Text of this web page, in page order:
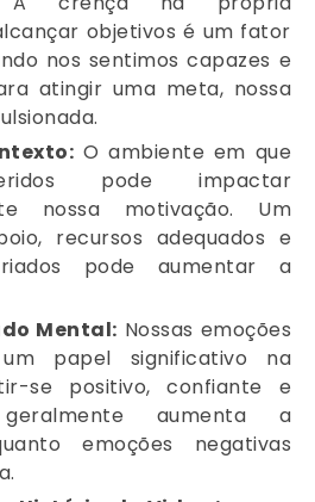
objetivos é um fator
nos sentimos capazes e
atingir uma meta, nossa
O ambiente em que
pode impactar
nossa motivação. Um
recursos adequados e
pode aumentar a
Mental: Nossas emoções
um papel significativo na
se positivo, confiante e
geralmente aumenta a
emoções negativas